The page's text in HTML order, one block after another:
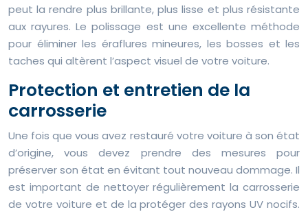
peut la rendre plus brillante, plus lisse et plus résistante
aux rayures. Le polissage est une excellente méthode
pour éliminer les éraflures mineures, les bosses et les
taches qui altèrent l’aspect visuel de votre voiture.
Protection et entretien de la
carrosserie
Une fois que vous avez restauré votre voiture à son état
d’origine, vous devez prendre des mesures pour
préserver son état en évitant tout nouveau dommage. Il
est important de nettoyer régulièrement la carrosserie
de votre voiture et de la protéger des rayons UV nocifs.